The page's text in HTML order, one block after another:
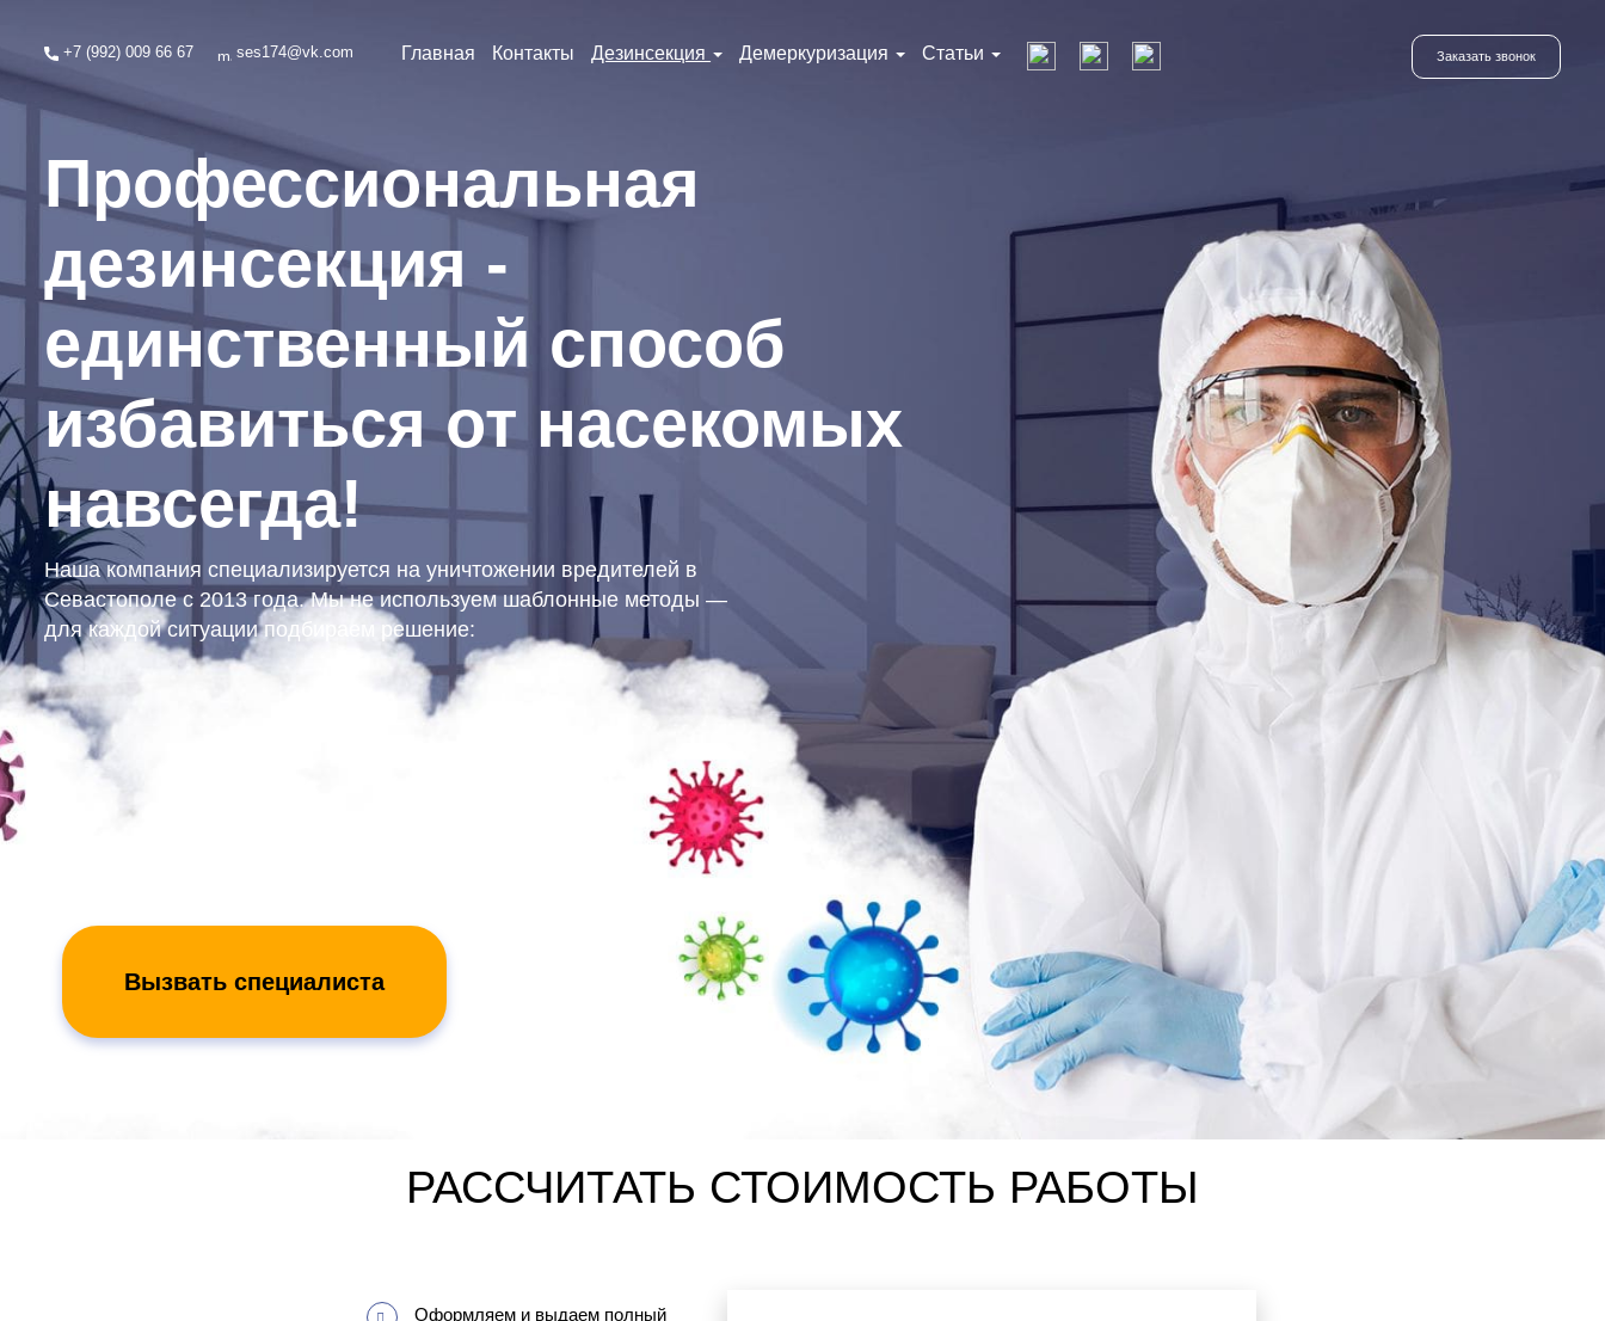
+7 (992) 009 66 67 ses174@vk.com Главная Контакты Дезинсекция Демеркуризация Статьи Заказать звонок
Профессиональная
дезинсекция -
единственный способ
избавиться от насекомых
навсегда!
Наша компания специализируется на уничтожении вредителей в
Севастополе с 2013 года. Мы не используем шаблонные методы —
для каждой ситуации подбираем решение:
Вызвать специалиста
РАССЧИТАТЬ СТОИМОСТЬ РАБОТЫ
Оформляем и выдаем полный